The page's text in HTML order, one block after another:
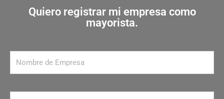
Quiero registrar mi empresa como
mayorista.